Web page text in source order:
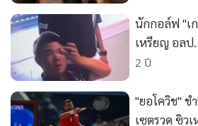
• ชุมชน-คุณภาพชีวิต
• อาชญากรรม
Motoring
• เกม
• วิทยาศาสตร์
•
SMEs
นักกอล์ฟ "เ
เหรียญ อลป
2 ปี
"ยอโควิช" ช
เซตรวด ซิว